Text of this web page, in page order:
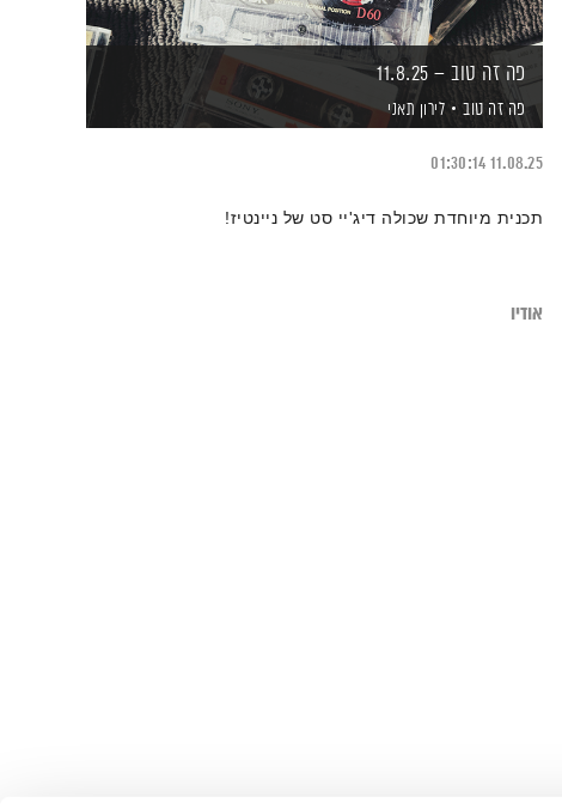
פה זה טוב – 11.8.25
פה זה טוב לירון תאני
11.08.25
01:30:14
תכנית מיוחדת שכולה דיג'יי סט של ניינטיז!
אודיו